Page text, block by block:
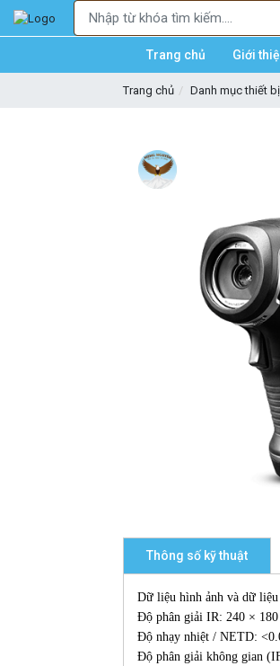
Trang chủ Giới
Trang chủ Danh mục thiết bị
Thông số kỹ thuật
Dữ liệu hình ảnh và dữ liệu
Độ phân giải IR: 240 ×
Độ nhạy nhiệt / NETD:
Độ phân giải không gian